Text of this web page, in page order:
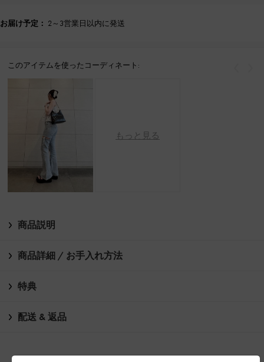
お届け予定： 2～3営業日以内に発送
このアイテムを使ったコーディネート:
もっと見る
商品説明
商品詳細 / お手入れ方法
特典
配送 & 返品